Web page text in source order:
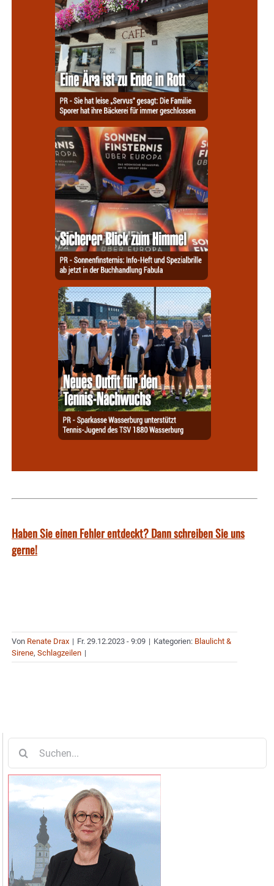
Haben Sie einen Fehler entdeckt? Dann schreiben Sie uns
gerne!
Von Renate Drax | Fr. 29.12.2023 - 9:09 | Kategorien: Blaulicht &
Sirene, Schlagzeilen |
nach: